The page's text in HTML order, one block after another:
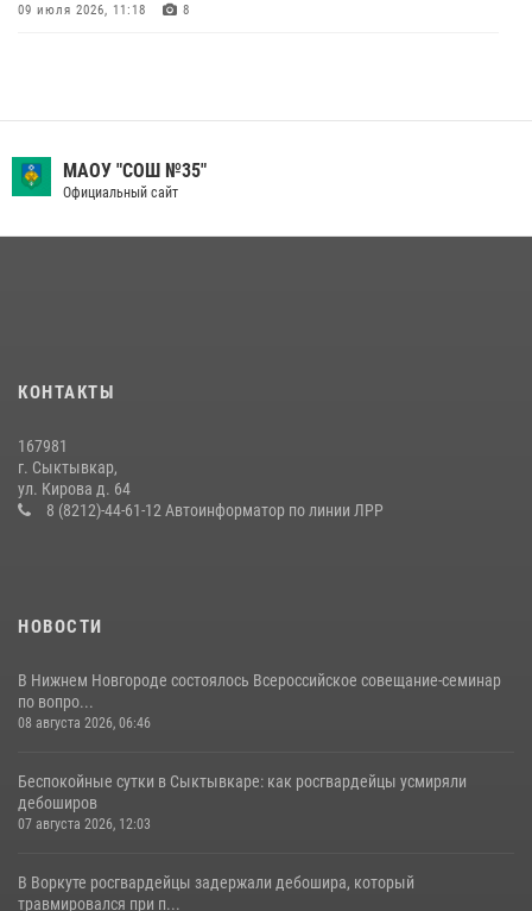
09 июля 2026, 11:18 8
В Коми росгвардейцы обеспечивают правопорядок всероссийского
фестиваля воздухоплавания «ЖИВОЙ ВОЗДУХ»
В Усть-Вымском районе росгвардейцы задержала необычного
14 июля 2026, 11:49
В Коми за неделю росгвардейцы изъяли 44 единицы охотничьего
МАОУ "СОШ №35"
Официальный сайт
КОНТАКТЫ
167981
г. Сыктывкар,
ул. Кирова д. 64
8 (8212)-44-61-12 Автоинформатор по линии ЛРР
НОВОСТИ
В Нижнем Новгороде состоялось Всероссийское совещание-семинар
по вопро...
08 августа 2026, 06:46
Беспокойные сутки в Сыктывкаре: как росгвардейцы усмиряли
дебоширов
07 августа 2026, 12:03
В Воркуте росгвардейцы задержали дебошира, который
травмировался при п...